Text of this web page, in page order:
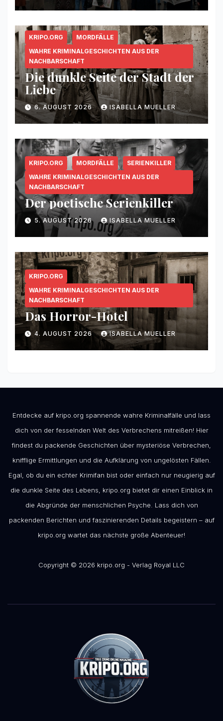
KRIPO.ORG
MORDFÄLLE
WAHRE KRIMINALGESCHICHTEN AUS DER
NACHBARSCHAFT
Die dunkle Seite der Stadt der
Liebe
6. AUGUST 2026 ISABELLA MUELLER
KRIPO.ORG MORDFÄLLE
SERIENKILLER
WAHRE KRIMINALGESCHICHTEN AUS DER
NACHBARSCHAFT
Der poetische Serienkiller
5. AUGUST 2026 ISABELLA MUELLER
KRIPO.ORG
WAHRE KRIMINALGESCHICHTEN AUS DER
NACHBARSCHAFT
Das Horror-Hotel
4. AUGUST 2026 ISABELLA MUELLER
Entdecke auf kripo.org spannende wahre Kriminalfälle und lass
dich von der fesselnden Welt des Verbrechens mitreißen! Hier
findest du packende Geschichten über mysteriöse Verbrechen,
knifflige Ermittlungen und die Aufklärung von ungelösten Fällen.
Egal, ob du ein echter Krimifan bist oder einfach nur neugierig auf
die dunkle Seite des Lebens, kripo.org bietet dir einen Einblick in
die Abgründe der menschlichen Psyche. Lass dich von
packenden Berichten und faszinierenden Details begeistern – auf
kripo.org wartet das nächste große Abenteuer!
Copyright © 2026 kripo.org - Verlag Royal LLC